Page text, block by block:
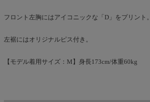
フロント左胸にはアイコニックな「D」をプリント。
左裾にはオリジナルピス付き。
【モデル着用サイズ：M】身長173cm/体重60kg